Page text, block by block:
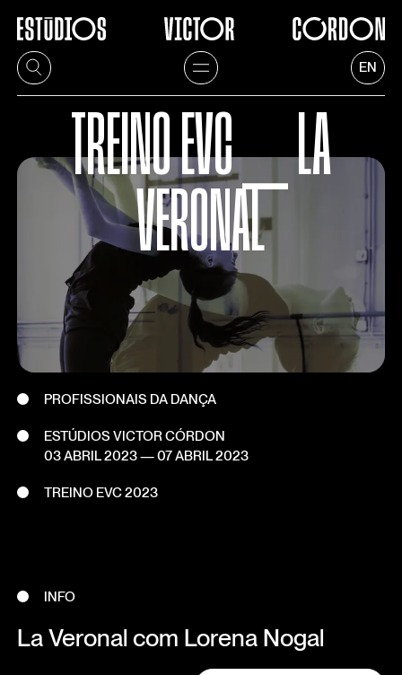
EN
TREINO EVC ⎯ LA
VERONAL
PROFISSIONAIS DA DANÇA
ESTÚDIOS VICTOR CÓRDON
03 ABRIL 2023—07 ABRIL 2023
TREINO EVC 2023
INFO
La Veronal com Lorena Nogal